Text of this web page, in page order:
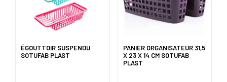
ÉGOUTTOIR SUSPENDU
SOTUFAB PLAST
PANIER ORGANISATEUR 31,5
X 23 X 14 CM SOTUFAB
PLAST